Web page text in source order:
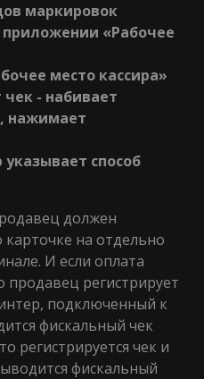
маркировок
приложении «Рабочее
место кассира»
- набивает
нажимает
способ
должен
карточке на отдельно
И если оплата
регистрирует
подключенный к
фискальный чек
регистрируется чек и
фискальный